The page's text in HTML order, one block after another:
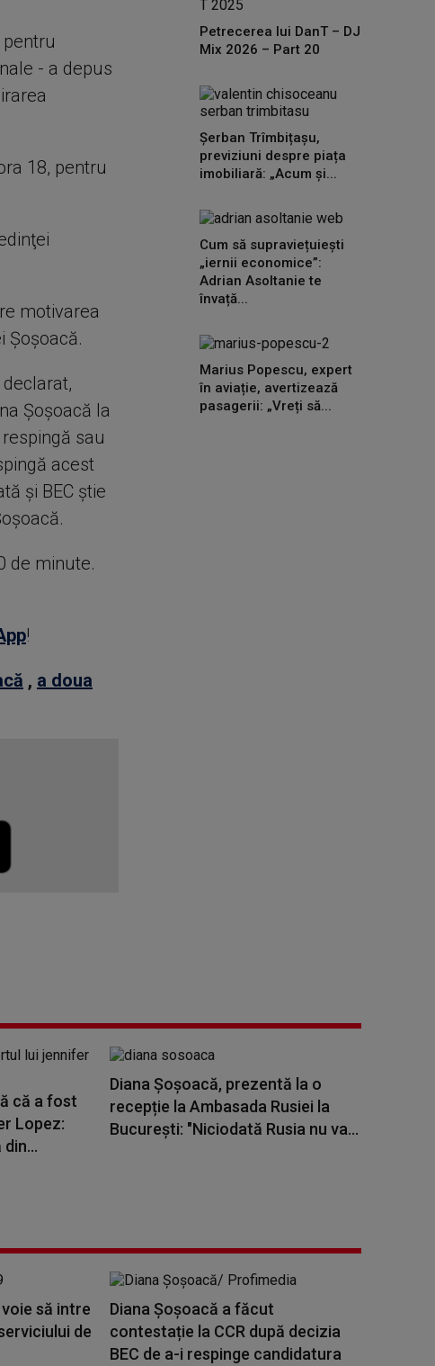
- a depus
18, pentru
motivarea
Şoşoacă.
Şoşoacă la
sau
acest
şi BEC ştie
de minute.
!
, a doua
Petrecerea lui DanT – DJ
Mix 2026 – Part 20
Șerban Trîmbițașu,
previziuni despre piața
imobiliară: „Acum și...
Cum să supraviețuiești
„iernii economice”:
Adrian Asoltanie te
învață...
Marius Popescu, expert
în aviație, avertizează
pasagerii: „Vreți să...
că a fost
Lopez:
Diana Șoșoacă, prezentă la o
recepție la Ambasada Rusiei la
București: "Niciodată Rusia nu va...
să intre
de
Diana Șoșoacă a făcut
contestație la CCR după decizia
BEC de a-i respinge candidatura